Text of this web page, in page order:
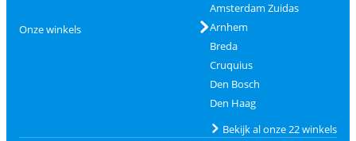
Onze winkels
Amsterdam Zuidas
Arnhem
Breda
Cruquius
Den Bosch
Den Haag
Bekijk al onze 22 winkels